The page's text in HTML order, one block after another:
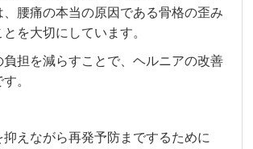
、腰痛の本当の原因である骨格の歪み
を大切にしています。
負担を減らすことで、ヘルニアの改善
。
えながら再発予防までするために